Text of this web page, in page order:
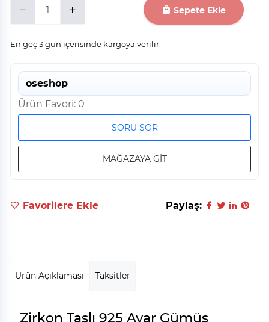
Sepete Ekle
En geç 3 gün içerisinde kargoya verilir.
oseshop
Ürün Favori: 0
SORU SOR
MAĞAZAYA GİT
Favorilere Ekle Paylaş:
Ürün Açıklaması Taksitler
Zirkon Taşlı 925 Ayar Gümüş